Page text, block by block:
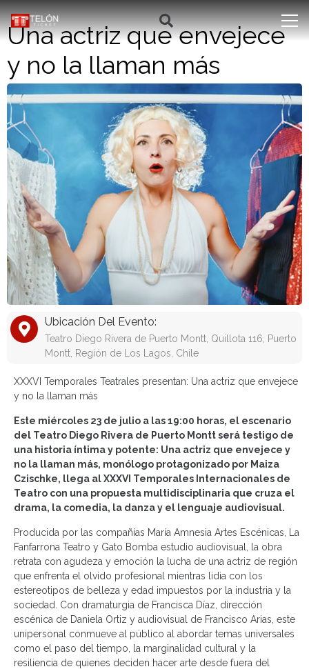
Una actriz que envejece
y no la llaman más
Ubicación Del Evento:
Teatro Diego Rivera de Puerto Montt, Quillota 116, Puerto
Montt, Región de Los Lagos, Chile
XXXVI Temporales Teatrales presentan: Una actriz que envejece
y no la llaman más
Este miércoles 23 de julio a las 19:00 horas, el escenario
del Teatro Diego Rivera de Puerto Montt será testigo de
una historia íntima y potente: Una actriz que envejece y
no la llaman más, monólogo protagonizado por Maiza
Czischke, llega al XXXVI Temporales Internacionales de
Teatro con una propuesta multidisciplinaria que cruza el
drama, la comedia, la danza y el lenguaje audiovisual.
Producida por las compañías María Amnesia Artes Escénicas, La
Fanfarrona Teatro y Gato Bomba estudio audiovisual, la obra
retrata con agudeza y emoción la lucha de una actriz de región
que enfrenta el olvido profesional mientras lidia con los
estereotipos de belleza y edad impuestos por la industria y la
sociedad. Con dramaturgia de Francisca Díaz, dirección
escénica de Daniela Ortiz y audiovisual de Francisco Arias, este
unipersonal conmueve al público al abordar temas universales
como el paso del tiempo, la marginalidad cultural y la
resiliencia de quienes deciden hacer arte desde fuera del